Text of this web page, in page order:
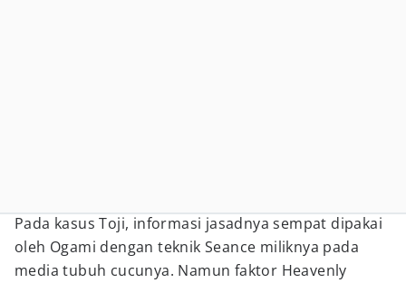
Pada kasus Toji, informasi jasadnya sempat dipakai
oleh Ogami dengan teknik Seance miliknya pada
media tubuh cucunya. Namun faktor Heavenly